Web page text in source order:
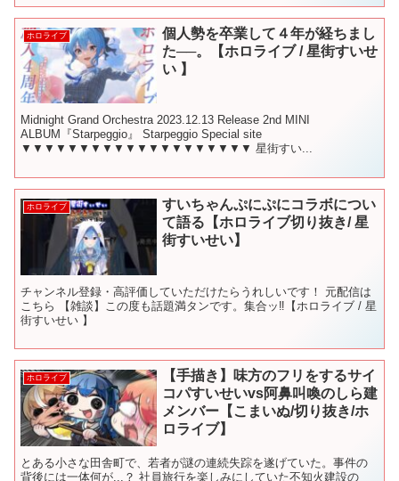
ホロライブ
個人勢を卒業して４年が経ちまし
た──。【ホロライブ / 星街すいせ
い 】
Midnight Grand Orchestra 2023.12.13 Release 2nd MINI
ALBUM『Starpeggio』 Starpeggio Special site
▼▼▼▼▼▼▼▼▼▼▼▼▼▼▼▼▼▼▼▼ 星街すい...
ホロライブ
すいちゃんぷにぷにコラボについ
て語る【ホロライブ切り抜き/ 星
街すいせい】
チャンネル登録・高評価していただけたらうれしいです！ 元配信は
こちら 【雑談】この度も話題満タンです。集合ッ‼【ホロライブ / 星
街すいせい 】
ホロライブ
【手描き】味方のフリをするサイ
コパすいせいvs阿鼻叫喚のしら建
メンバー【こまいぬ/切り抜き/ホ
ロライブ】
とある小さな田舎町で、若者が謎の連続失踪を遂げていた。事件の
背後には一体何が...？ 社員旅行を楽しみにしていた不知火建設の